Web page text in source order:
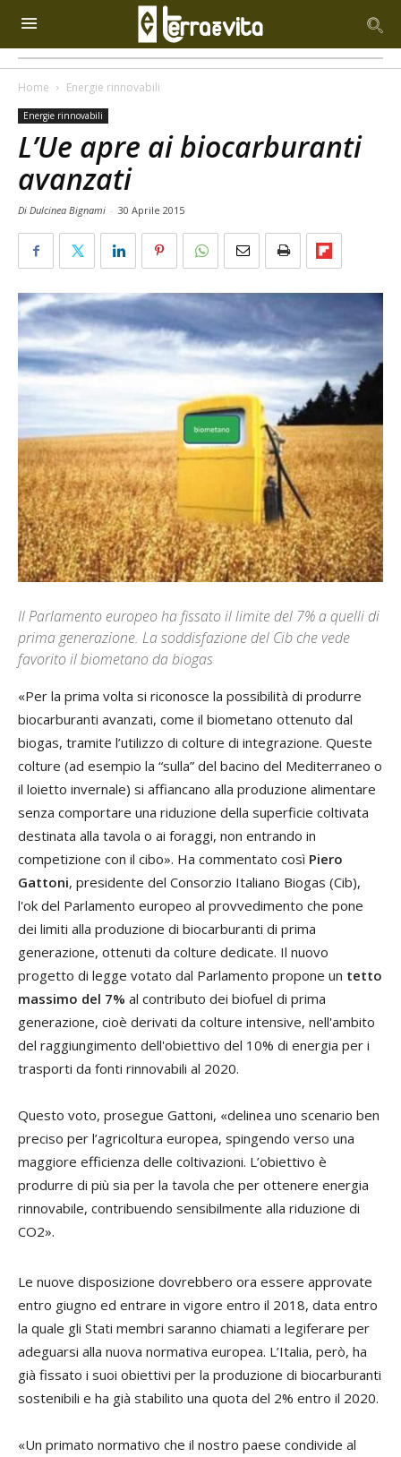
Home Energie rinnovabili
Energie rinnovabili
L’Ue apre ai biocarburanti
avanzati
Di Dulcinea Bignami - 30 Aprile 2015
Il Parlamento europeo ha fissato il limite del 7% a quelli di
prima generazione. La soddisfazione del Cib che vede
favorito il biometano da biogas
«Per la prima volta si riconosce la possibilità di produrre
biocarburanti avanzati, come il biometano ottenuto dal
biogas, tramite l’utilizzo di colture di integrazione. Queste
colture (ad esempio la “sulla” del bacino del Mediterraneo o
il loietto invernale) si affiancano alla produzione alimentare
senza comportare una riduzione della superficie coltivata
destinata alla tavola o ai foraggi, non entrando in
competizione con il cibo». Ha commentato così Piero
Gattoni, presidente del Consorzio Italiano Biogas (Cib),
l'ok del Parlamento europeo al provvedimento che pone
dei limiti alla produzione di biocarburanti di prima
generazione, ottenuti da colture dedicate. Il nuovo
progetto di legge votato dal Parlamento propone un tetto
massimo del 7% al contributo dei biofuel di prima
generazione, cioè derivati da colture intensive, nell'ambito
del raggiungimento dell'obiettivo del 10% di energia per i
trasporti da fonti rinnovabili al 2020.
Questo voto, prosegue Gattoni, «delinea uno scenario ben
preciso per l’agricoltura europea, spingendo verso una
maggiore efficienza delle coltivazioni. L’obiettivo è
produrre di più sia per la tavola che per ottenere energia
rinnovabile, contribuendo sensibilmente alla riduzione di
CO2».
Le nuove disposizione dovrebbero ora essere approvate
entro giugno ed entrare in vigore entro il 2018, data entro
la quale gli Stati membri saranno chiamati a legiferare per
adeguarsi alla nuova normativa europea. L’Italia, però, ha
già fissato i suoi obiettivi per la produzione di biocarburanti
sostenibili e ha già stabilito una quota del 2% entro il 2020.
«Un primato normativo che il nostro paese condivide al